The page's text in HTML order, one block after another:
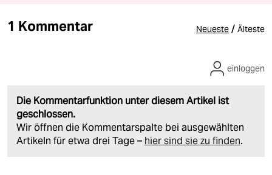
1 Kommentar Neueste / Älteste
Die Kommentarfunktion unter diesem Artikel ist
geschlossen.
Wir öffnen die Kommentarspalte bei ausgewählten
Artikeln für etwa drei Tage – hier sind sie zu finden.
einloggen